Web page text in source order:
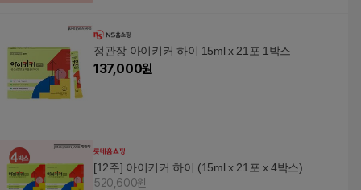
정관장 아이키커 하이 15ml x 21포 1박스
137,000원
[12주] 아이키커 하이 (15ml x 21포 x 4박스)
520,600원